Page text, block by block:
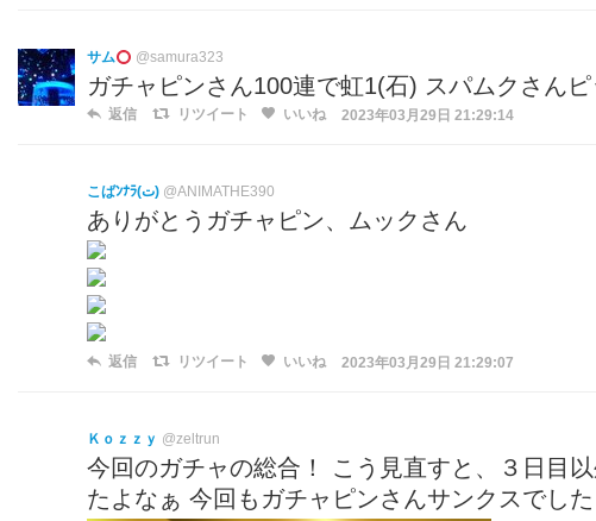
サム @samura323
ガチャピンさん100連で虹1(石) スパムクさん
返信 リツイート いいね 2023年03月29日 21:29:14
こばﾝﾅﾗ(ت) @ANIMATHE390
ありがとうガチャピン、ムックさん
返信 リツイート いいね 2023年03月29日 21:29:07
Ｋｏｚｚｙ @zeltrun
今回のガチャの総合！ こう見直すと、３日目
たよなぁ 今回もガチャピンさんサンクスでした